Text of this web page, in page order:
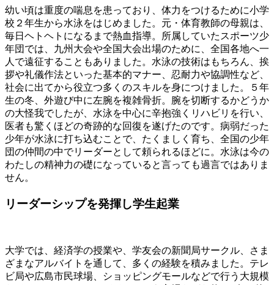
幼い頃は重度の喘息を患っており、体力をつけるために小学
校２年生から水泳をはじめました。元・体育教師の母親は、
毎日ヘトヘトになるまで熱血指導。所属していたスポーツ少
年団では、九州大会や全国大会出場のために、全国各地へ一
人で遠征することもありました。水泳の技術はもちろん、挨
拶や礼儀作法といった基本的マナー、忍耐力や協調性など、
社会に出てから役立つ多くのスキルを身につけました。５年
生の冬、外遊び中に左腕を複雑骨折。腕を切断するかどうか
の大怪我でしたが、水泳を中心に辛抱強くリハビリを行い、
医者も驚くほどの奇跡的な回復を遂げたのです。病弱だった
少年が水泳に打ち込むことで、たくましく育ち、全国の少年
団の仲間の中でリーダーとして頼られるほどに。水泳は今の
わたしの精神力の礎になっていると言っても過言ではありま
せん。
リーダーシップを発揮し学生起業
大学では、経済学の授業や、学友会の新聞局サークル、さま
ざまなアルバイトを通して、多くの経験を積みました。テレ
ビ局や広島市民球場、ショッピングモールなどで行う大規模